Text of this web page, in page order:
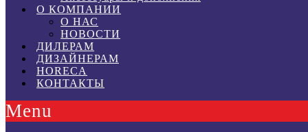
О КОМПАНИИ
О НАС
НОВОСТИ
ДИЛЕРАМ
ДИЗАЙНЕРАМ
HORECA
КОНТАКТЫ
Menu